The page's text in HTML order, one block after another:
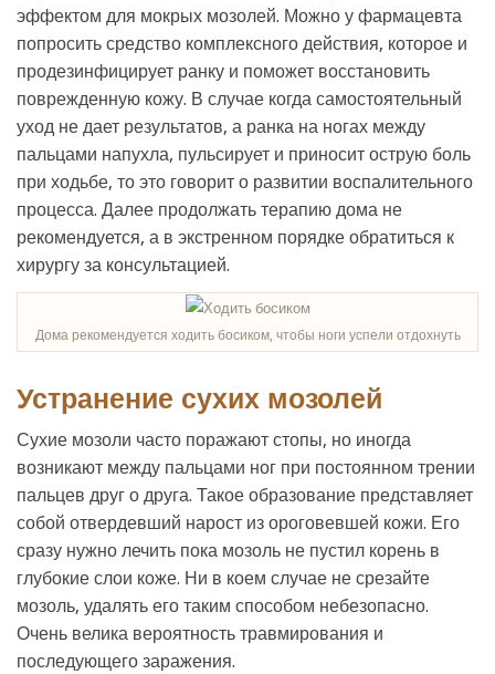
эффектом для мокрых мозолей. Можно у фармацевта
попросить средство комплексного действия, которое и
продезинфицирует ранку и поможет восстановить
поврежденную кожу. В случае когда самостоятельный
уход не дает результатов, а ранка на ногах между
пальцами напухла, пульсирует и приносит острую боль
при ходьбе, то это говорит о развитии воспалительного
процесса. Далее продолжать терапию дома не
рекомендуется, а в экстренном порядке обратиться к
хирургу за консультацией.
Дома рекомендуется ходить босиком, чтобы ноги успели отдохнуть
Устранение сухих мозолей
Сухие мозоли часто поражают стопы, но иногда
возникают между пальцами ног при постоянном трении
пальцев друг о друга. Такое образование представляет
собой отвердевший нарост из ороговевшей кожи. Его
сразу нужно лечить пока мозоль не пустил корень в
глубокие слои коже. Ни в коем случае не срезайте
мозоль, удалять его таким способом небезопасно.
Очень велика вероятность травмирования и
последующего заражения.